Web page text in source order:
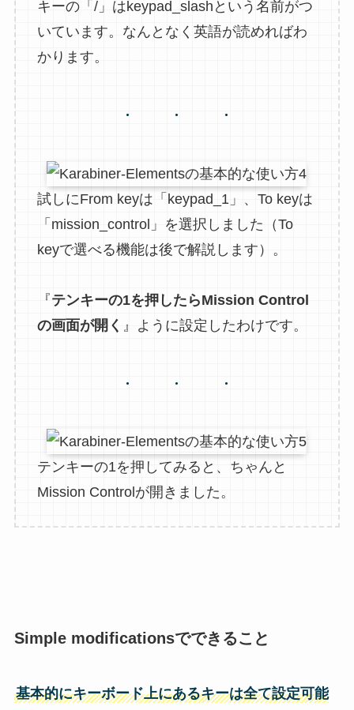
キーの「/」はkeypad_slashという名前がつ
いています。なんとなく英語が読めればわ
かります。
試しにFrom keyは「keypad_1」、To keyは
「mission_control」を選択しました（To
keyで選べる機能は後で解説します）。
『テンキーの1を押したらMission Control
の画面が開く 』ように設定したわけです。
テンキーの1を押してみると、ちゃんと
Mission Controlが開きました。
Simple modificationsでできること
基本的にキーボード上にあるキーは全て設定可能